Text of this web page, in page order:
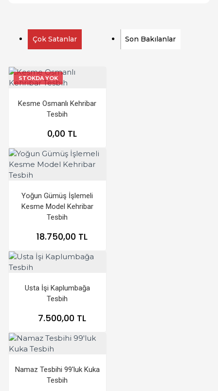
Çok Satanlar Son Bakılanlar
STOKDA YOK
Kesme Osmanlı Kehribar
Tesbih
0,00 TL
Yoğun Gümüş İşlemeli
Kesme Model Kehribar
Tesbih
18.750,00 TL
Usta İşi Kaplumbağa
Tesbih
7.500,00 TL
Namaz Tesbihi 99'luk Kuka
Tesbih